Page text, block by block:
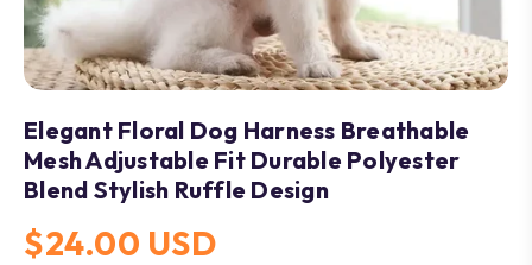
Elegant Floral Dog Harness Breathable
Mesh Adjustable Fit Durable Polyester
Blend Stylish Ruffle Design
$24.00 USD